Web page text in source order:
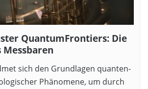
QuantumFrontiers: Die
Messbaren
sich den Grundlagen quanten-
Phänomene, um durch